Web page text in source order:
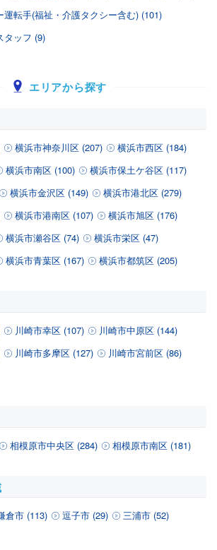
運転手(福祉・介護タクシー含む) (101)
タッフ (9)
エリアから探す
横浜市神奈川区 (207)
横浜市西区 (184)
横浜市南区 (100)
横浜市保土ケ谷区 (117)
横浜市金沢区 (149)
横浜市港北区 (279)
横浜市港南区 (107)
横浜市旭区 (176)
横浜市瀬谷区 (74)
横浜市栄区 (47)
横浜市青葉区 (167) 横浜市都筑区 (205)
川崎市幸区 (107)
川崎市中原区 (144)
川崎市多摩区 (127)
川崎市宮前区 (86)
相模原市中央区 (284) 相模原市南区 (181)
倉市 (113) 逗子市 (29)
三浦市 (52)